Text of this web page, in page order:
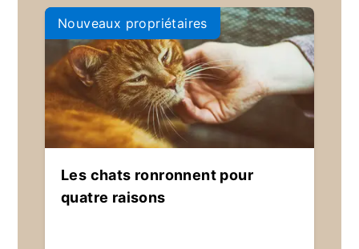
Nouveaux propriétaires
Les chats ronronnent pour
quatre raisons